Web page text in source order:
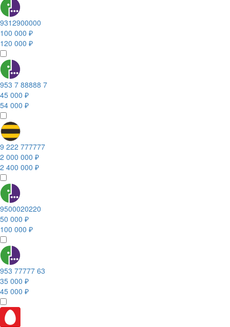
9312900000
100 000 ₽
120 000 ₽
953 7 88888 7
45 000 ₽
54 000 ₽
9 222 777777
2 000 000 ₽
2 400 000 ₽
9500020220
50 000 ₽
100 000 ₽
953 77777 63
35 000 ₽
45 000 ₽